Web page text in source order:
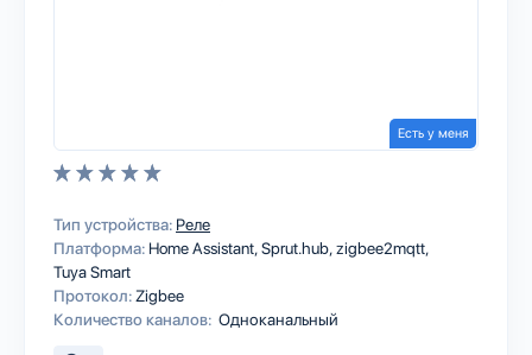
Есть у меня
Тип устройства: Реле
Платформа: Home AssistantSprut.hubzigbee2mqtt
Tuya Smart
Протокол: Zigbee
Количество каналов: Одноканальный